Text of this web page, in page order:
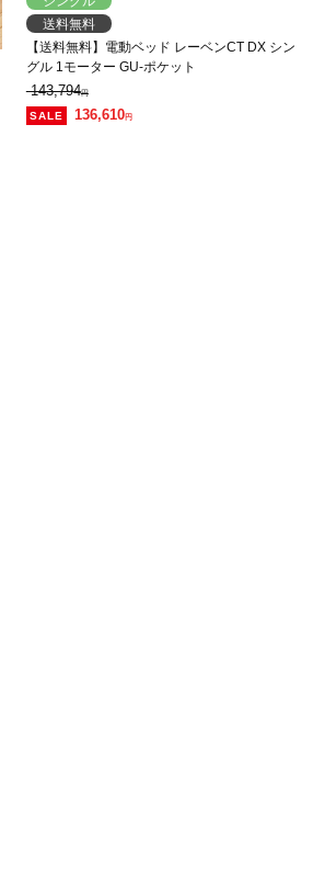
送料無料
【送料無料】電動ベッド レーベンCT DX シン
グル 1モーター GU-ポケット
143,794円
136,610円